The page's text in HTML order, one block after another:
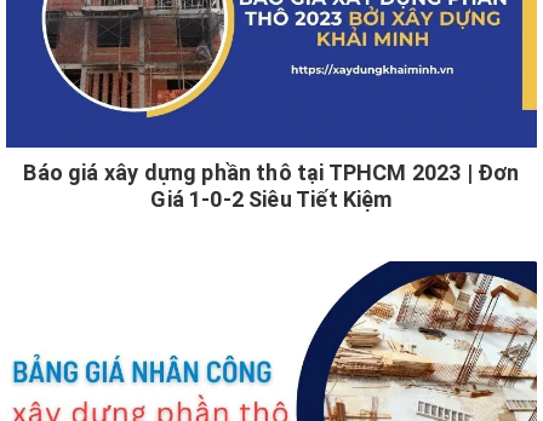
Báo giá xây dựng phần thô tại TPHCM 2023 | Đơn
Giá 1-0-2 Siêu Tiết Kiệm